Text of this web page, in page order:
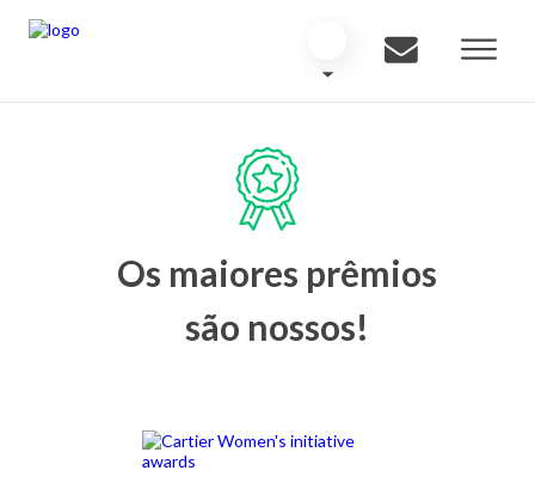
Os maiores prêmios
são nossos!